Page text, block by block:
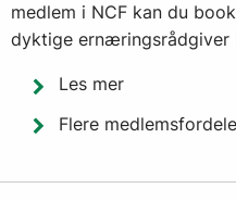
medlem i NCF kan du
dyktige ernæringsrådgiver
Les mer
​​​​​​​Flere